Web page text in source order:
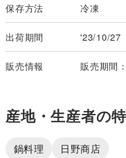
保存方法 冷凍
出荷期間 '23/10/27
販売情報 販売期間
産地・生産者の
鍋料理 日野商店